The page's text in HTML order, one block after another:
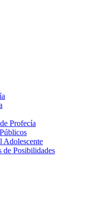
Profecía
Adolescente
de Posibilidades